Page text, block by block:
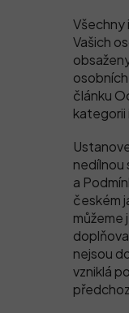
Všechny
Vašich
článku
kategorii
nedílnou
a
českém
můžeme
nejsou
vzniklá